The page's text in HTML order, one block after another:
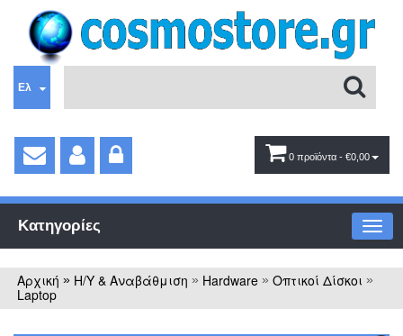
Ελ
0 προϊόντα - €0,00
Κατηγορίες
Αρχική » Η/Υ & Αναβάθμιση » Hardware » Οπτικοί Δίσκοι »
Laptop